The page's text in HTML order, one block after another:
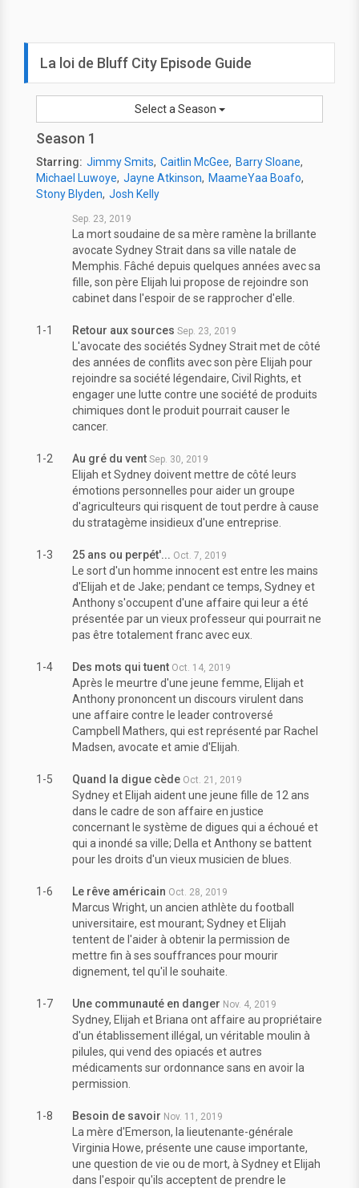
La loi de Bluff City Episode Guide
Select a Season
Season 1
Starring: Jimmy Smits Caitlin McGee
Barry Sloane
Michael Luwoye Jayne Atkinson
MaameYaa Boafo
Stony Blyden Josh Kelly
Sep. 23, 2019
La mort soudaine de sa mère ramène la brillante
avocate Sydney Strait dans sa ville natale de
Memphis. Fâché depuis quelques années avec sa
fille, son père Elijah lui propose de rejoindre son
cabinet dans l'espoir de se rapprocher d'elle.
1-1 Retour aux sources Sep. 23, 2019
L'avocate des sociétés Sydney Strait met de côté
des années de conflits avec son père Elijah pour
rejoindre sa société légendaire, Civil Rights, et
engager une lutte contre une société de produits
chimiques dont le produit pourrait causer le
cancer.
1-2 Au gré du vent Sep. 30, 2019
Elijah et Sydney doivent mettre de côté leurs
émotions personnelles pour aider un groupe
d'agriculteurs qui risquent de tout perdre à cause
du stratagème insidieux d'une entreprise.
1-3 25 ans ou perpét'... Oct. 7, 2019
Le sort d'un homme innocent est entre les mains
d'Elijah et de Jake; pendant ce temps, Sydney et
Anthony s'occupent d'une affaire qui leur a été
présentée par un vieux professeur qui pourrait ne
pas être totalement franc avec eux.
1-4 Des mots qui tuent Oct. 14, 2019
Après le meurtre d'une jeune femme, Elijah et
Anthony prononcent un discours virulent dans
une affaire contre le leader controversé
Campbell Mathers, qui est représenté par Rachel
Madsen, avocate et amie d'Elijah.
1-5 Quand la digue cède Oct. 21, 2019
Sydney et Elijah aident une jeune fille de 12 ans
dans le cadre de son affaire en justice
concernant le système de digues qui a échoué et
qui a inondé sa ville; Della et Anthony se battent
pour les droits d'un vieux musicien de blues.
1-6 Le rêve américain Oct. 28, 2019
Marcus Wright, un ancien athlète du football
universitaire, est mourant; Sydney et Elijah
tentent de l'aider à obtenir la permission de
mettre fin à ses souffrances pour mourir
dignement, tel qu'il le souhaite.
1-7 Une communauté en danger Nov. 4, 2019
Sydney, Elijah et Briana ont affaire au propriétaire
d'un établissement illégal, un véritable moulin à
pilules, qui vend des opiacés et autres
médicaments sur ordonnance sans en avoir la
permission.
1-8 Besoin de savoir Nov. 11, 2019
La mère d'Emerson, la lieutenante-générale
Virginia Howe, présente une cause importante,
une question de vie ou de mort, à Sydney et Elijah
dans l'espoir qu'ils acceptent de prendre le